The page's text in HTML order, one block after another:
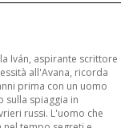
Iván, aspirante scrittore
all'Avana, ricorda
prima con un uomo
sulla spiaggia in
russi. L'uomo che